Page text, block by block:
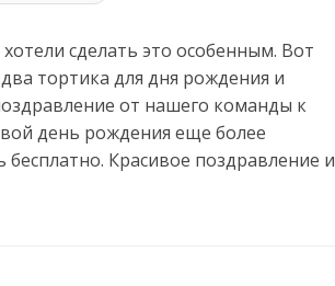
сделать это особенным. Вот
тортика для дня рождения и
от нашего команды к
день рождения еще более
Красивое поздравление и